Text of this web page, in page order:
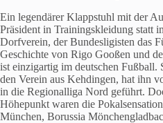
Ein legendärer Klappstuhl mit der
Präsident in Trainingskleidung statt
Dorfverein, der Bundesligisten das
Geschichte von Rigo Gooßen und
ist einzigartig im deutschen Fußball.
den Verein aus Kehdingen, hat ihn
in die Regionalliga Nord geführt.
Höhepunkt waren die
München, Borussia